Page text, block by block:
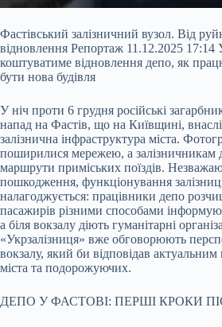
Фастівський залізничний вузол. Від
відновлення Репортаж 11.12.2025 17:14
коштуватиме відновлення депо, як
бути нова будівля
У ніч проти 6 грудня російські
напад на Фастів, що на Київщині,
залізнична інфраструктура міста.
поширилися мережею, а залізничникам
маршрути приміських поїздів.
пошкодження, функціонування
налагоджується: працівники депо
пасажирів різними способами
а біля вокзалу діють гуманітарні
«Укрзалізниця» вже обговорюють
вокзалу, який би відповідав
міста та подорожуючих.
ДЕПО У ФАСТОВІ: ПЕРШІ КРОКИ